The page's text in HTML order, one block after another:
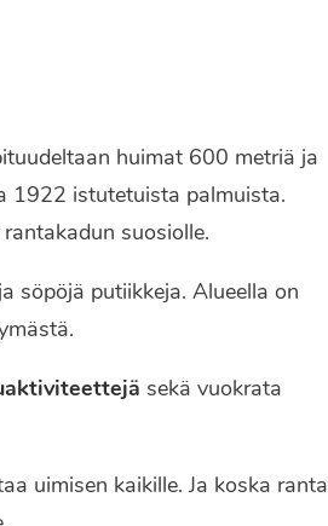
huimat 600 metriä ja
1922 istutetuista palmuista.
suosiolle.
söpöjä putiikkeja. Alueella on
sekä vuokrata
uimisen kaikille. Ja koska ranta